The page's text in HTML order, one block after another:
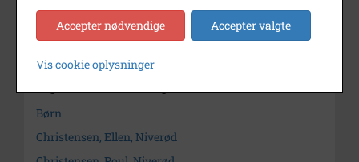
Kontakt arkivet
Børn
Christensen, Ellen, Niverød
Accepter nødvendige Accepter valgte
Vis cookie oplysninger